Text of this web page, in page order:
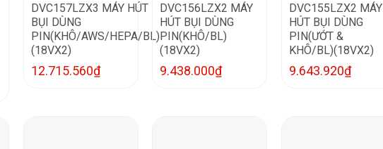
DVC157LZX3 MÁY HÚT
BỤI DÙNG
PIN(KHÔ/AWS/HEPA/BL)
(18VX2)
12.715.560₫
DVC156LZX2 MÁY
HÚT BỤI DÙNG
PIN(KHÔ/BL)
(18VX2)
9.438.000₫
DVC155LZX2 MÁY
HÚT BỤI DÙNG
PIN(ƯỚT &
KHÔ/BL)(18VX2)
9.643.920₫